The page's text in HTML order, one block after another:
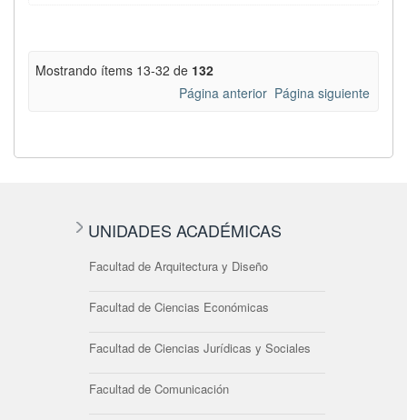
Mostrando ítems 13-32 de 132
Página anterior Página siguiente
UNIDADES ACADÉMICAS
Facultad de Arquitectura y Diseño
Facultad de Ciencias Económicas
Facultad de Ciencias Jurídicas y Sociales
Facultad de Comunicación